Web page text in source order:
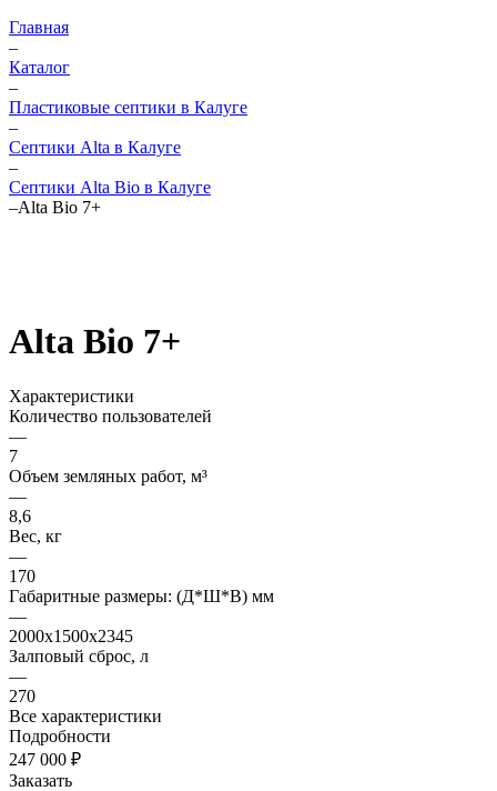
Главная
–
Каталог
–
Пластиковые септики в Калуге
–
Септики Alta в Калуге
–
Септики Alta Bio в Калуге
–Alta Bio 7+
Alta Bio 7+
Характеристики
Количество пользователей
—
7
Объем земляных работ, м³
—
8,6
Вес, кг
—
170
Габаритные размеры: (Д*Ш*В) мм
—
2000х1500х2345
Залповый сброс, л
—
270
Все характеристики
Подробности
247 000 ₽
Заказать